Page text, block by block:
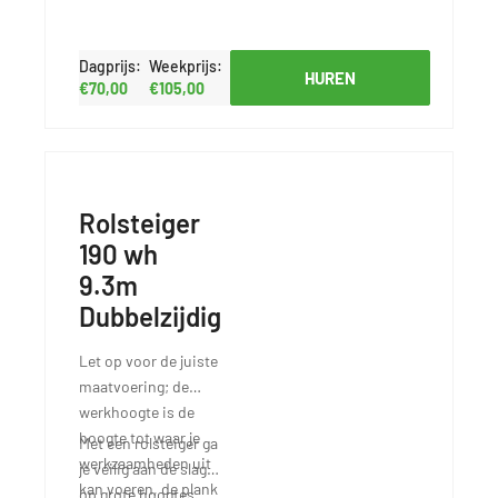
loopbrug of
doorloopframe en is
Dagprijs:
€70,00
Weekprijs:
€105,00
HUREN
Rolsteiger
190 wh
9.3m
Dubbelzijdig
Let op voor de juiste
maatvoering; de
werkhoogte is de
hoogte tot waar je
werkzaamheden uit
kan voeren, de plank
Met een rolsteiger ga
je veilig aan de slag
op grote hoogtes.